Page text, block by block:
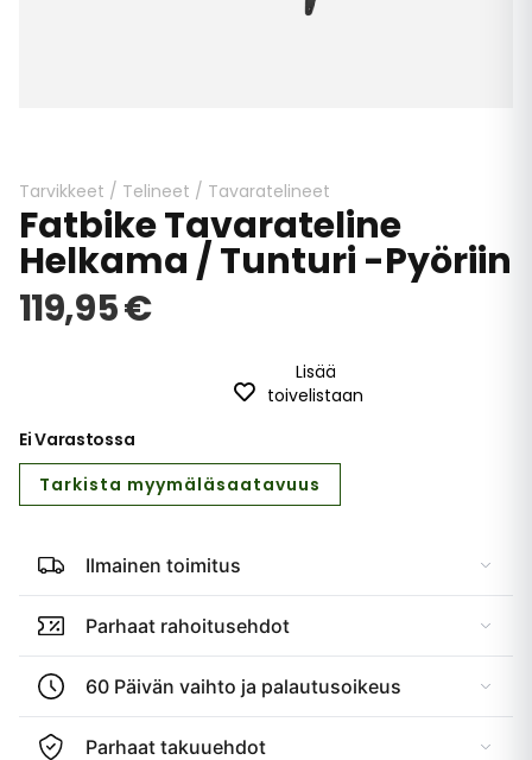
beginning
of
the
images
Tarvikkeet / Telineet / Tavaratelineet
Fatbike Tavarateline
Helkama / Tunturi -pyöriin
119,95 €
Lisää
toivelistaan
Ei Varastossa
Tarkista myymäläsaatavuus
Ilmainen toimitus
Parhaat rahoitusehdot
60 Päivän vaihto ja palautusoikeus
Parhaat takuuehdot